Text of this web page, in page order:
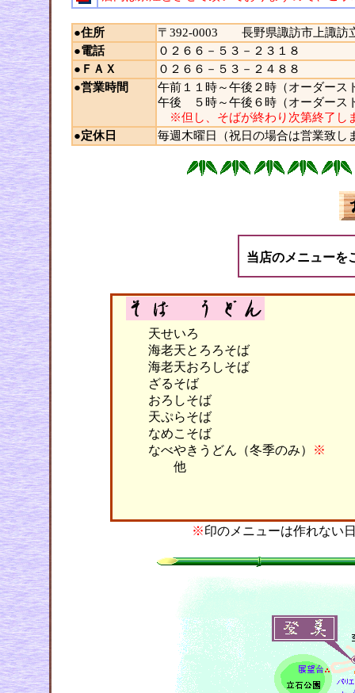
●住所
〒392-0003 長野県諏訪市上諏訪
●電話
０２６６－５３－２３１８
●ＦＡＸ
０２６６－５３－２４８８
●営業時間
午前１１時～午後２時（オーダー
午後 ５時～午後６時（オーダー
※但し、そばが終わり次第終了し
●定休日
毎週木曜日（祝日の場合は営業致し
当店のメニューを
天せいろ
海老天とろろそば
海老天おろしそば
ざるそば
おろしそば
天ぷらそば
なめこそば
なべやきうどん（冬季のみ）
※
他
※印のメニューは作れない